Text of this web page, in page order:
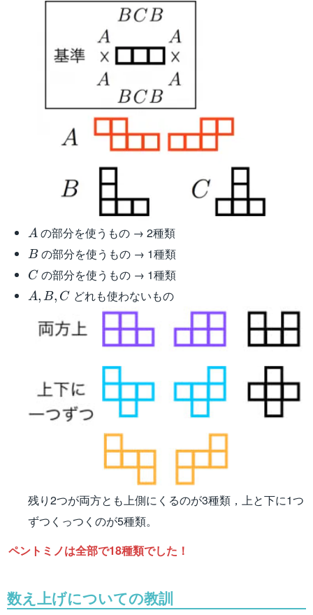
A
A の部分を使うもの → 2種類
B
Bの部分を使うもの → 1種類
C
C の部分を使うもの → 1種類
A,B,C
A, B, C どれも使わないもの
残り2つが両方とも上側にくるのが3種類，上と下に1つ
ずつくっつくのが5種類。
ペントミノは全部で18種類でした！
数え上げについての教訓